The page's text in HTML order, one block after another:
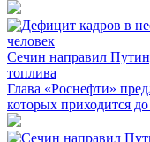
Сечин направил
топлива
Глава «Роснефти»
которых приходится